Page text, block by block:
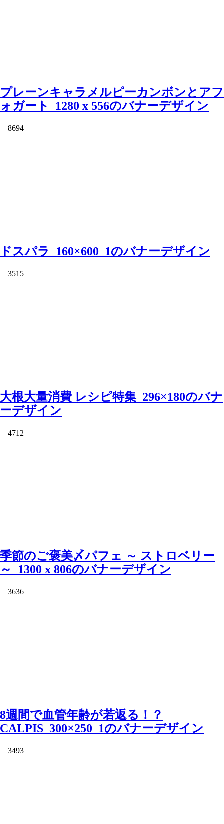
プレーンキャラメルピーカンボンとアフ
ォガート_1280 x 556のバナーデザイン
8694
ドスパラ_160×600_1のバナーデザイン
3515
大根大量消費 レシピ特集_296×180のバナ
ーデザイン
4712
季節のご褒美〆パフェ ～ ストロベリー
～_1300 x 806のバナーデザイン
3636
8週間で血管年齢が若返る！？
CALPIS_300×250_1のバナーデザイン
3493